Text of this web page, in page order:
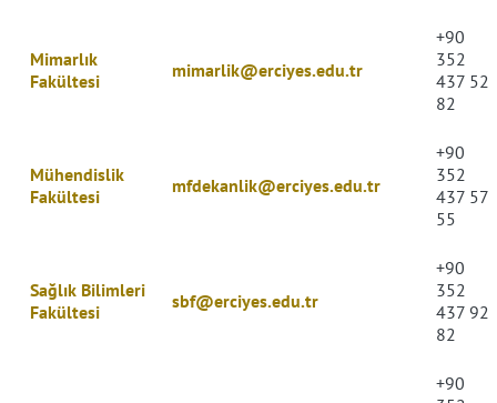
Mimarlık
Fakültesi
mimarlik@erciyes.edu.tr
+90
352
437 52
82
Mühendislik
Fakültesi
mfdekanlik@erciyes.edu.tr
+90
352
437 57
55
Sağlık Bilimleri
Fakültesi
sbf@erciyes.edu.tr
+90
352
437 92
82
+90